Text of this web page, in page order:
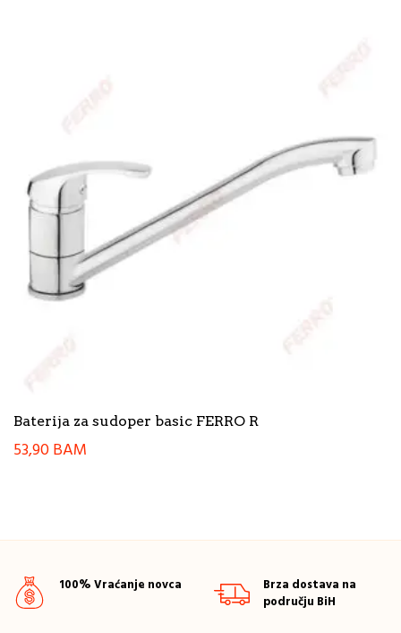
Baterija za sudoper basic FERRO R
53,90BAM
100% Vraćanje novca
Brza dostava na
području BiH